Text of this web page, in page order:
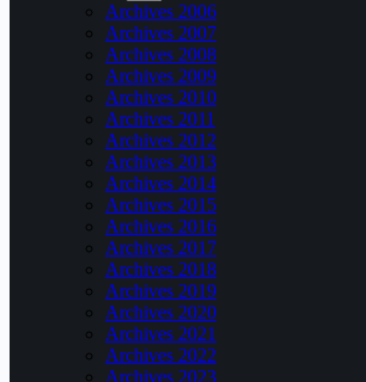
Archives 2006
Archives 2007
Archives 2008
Archives 2009
Archives 2010
Archives 2011
Archives 2012
Archives 2013
Archives 2014
Archives 2015
Archives 2016
Archives 2017
Archives 2018
Archives 2019
Archives 2020
Archives 2021
Archives 2022
Archives 2023